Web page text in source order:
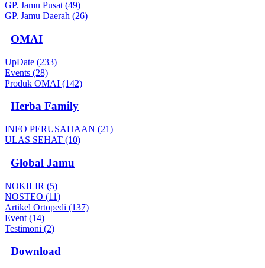
GP. Jamu Pusat (49)
GP. Jamu Daerah (26)
OMAI
UpDate (233)
Events (28)
Produk OMAI (142)
Herba Family
INFO PERUSAHAAN (21)
ULAS SEHAT (10)
Global Jamu
NOKILIR (5)
NOSTEO (11)
Artikel Ortopedi (137)
Event (14)
Testimoni (2)
Download